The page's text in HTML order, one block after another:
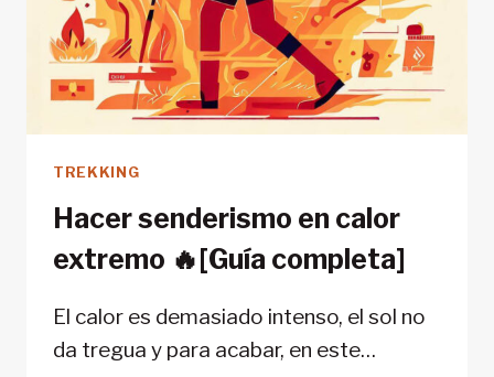
TREKKING
Hacer senderismo en calor
extremo 🔥[Guía completa]
El calor es demasiado intenso, el sol no
da tregua y para acabar, en este…